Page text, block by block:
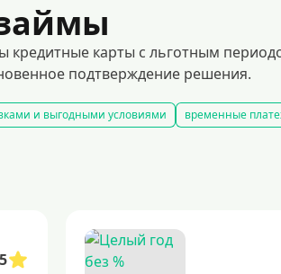
кредитные карты с льготным
подтверждение решения.
и выгодными условиями временные
историей
способ получить банковский продукт
дней без начисления процентов
кредитные
5